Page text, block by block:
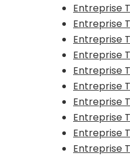
Entreprise
Entreprise
Entreprise
Entreprise
Entreprise
Entreprise
Entreprise
Entreprise
Entreprise
Entreprise